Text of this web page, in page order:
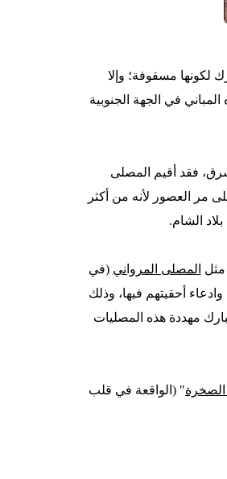
لكونها مسقوفة؛ وإلا
في الجهة الجنوبية
فقد أقيم المصلى
مر العصور لأنه من أكثر
الشام.
مثل المصلى المرواني (في
أحقيتهم فيها، وذلك
مهددة هذه المصليات
الصخرة" (الواقعة في قلب